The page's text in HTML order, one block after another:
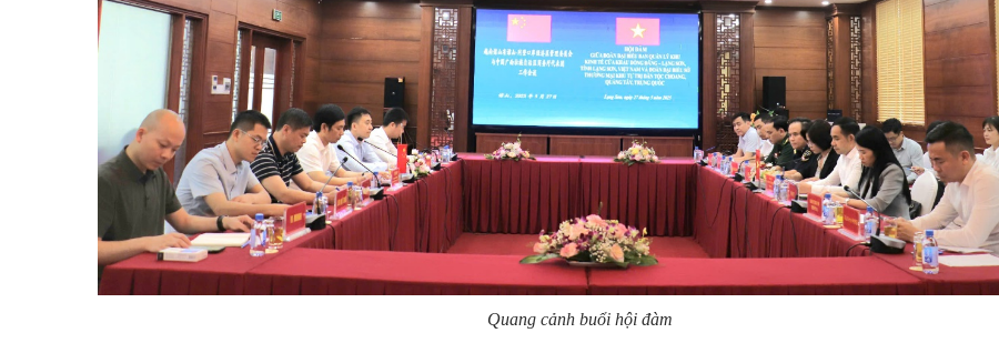
Quang cảnh buổi hội đàm